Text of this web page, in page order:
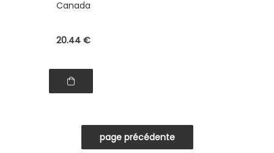
Canada
20.44 €